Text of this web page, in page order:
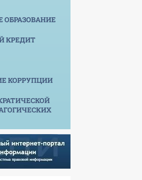
ОБРАЗОВАНИЕ
КРЕДИТ
КОРРУПЦИИ